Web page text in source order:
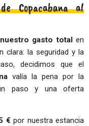
Copacabana al
gasto totalen
clara: la seguridad y la
decidimos que el
valía la pena por la
paso y una oferta
€ por nuestra estancia